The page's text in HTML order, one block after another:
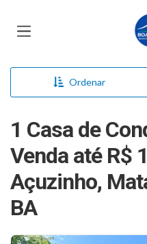
Ordenar
1 Casa de
Venda até R$
Açuzinho,
BA